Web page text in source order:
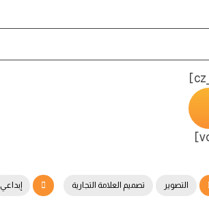
التصوير تصميم العلامة التجارية إبداعي